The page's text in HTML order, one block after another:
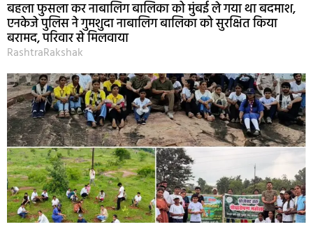
बहला फुसला कर नाबालिग बालिका को मुंबई ले गया था बदमाश,
एनकेजे पुलिस ने गुमशुदा नाबालिग बालिका को सुरक्षित किया
बरामद, परिवार से मिलवाया
RashtraRakshak